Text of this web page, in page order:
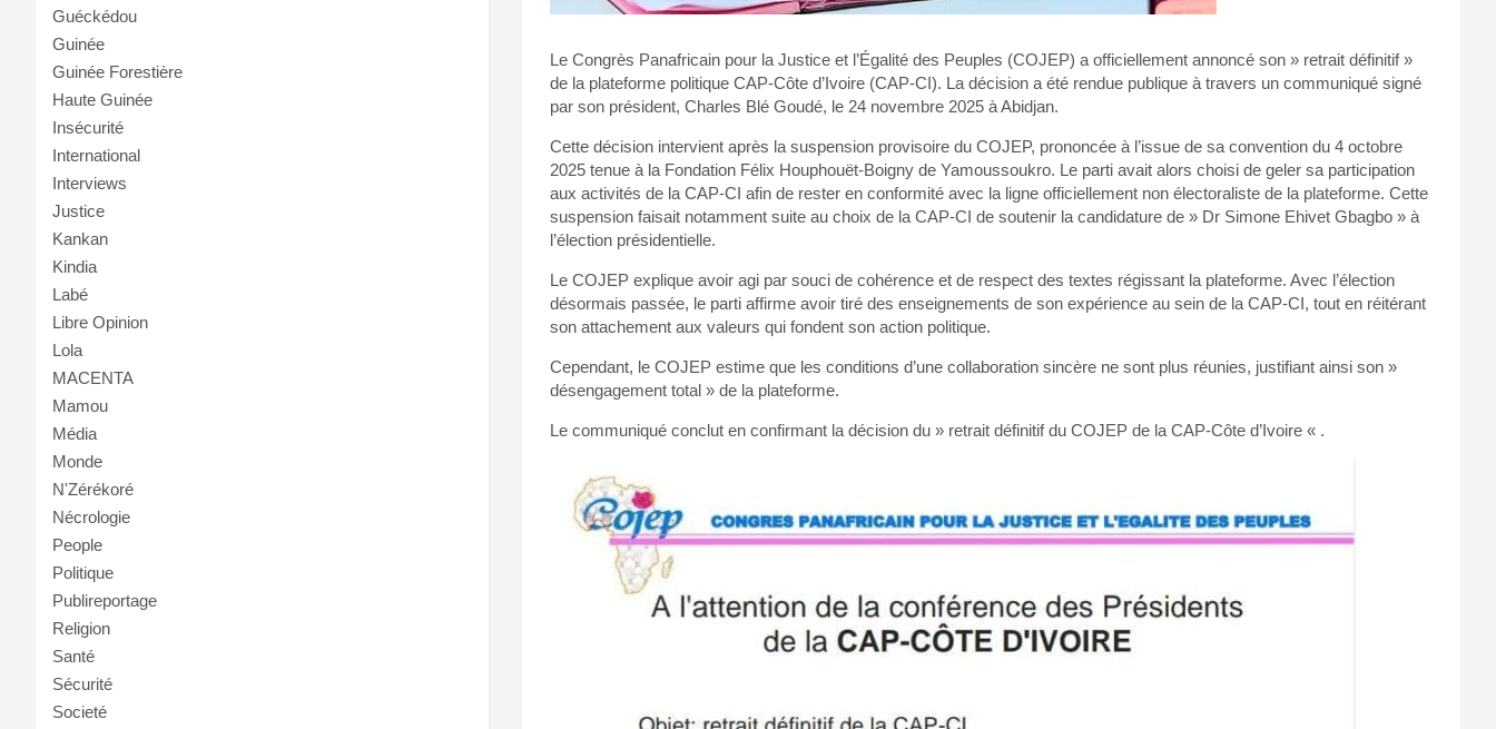
Le Congrès Panafricain pour la Justice et l’Égalité des Peuples (COJEP) a officiellement annoncé son » retrait définitif »
de la plateforme politique CAP-Côte d’Ivoire (CAP-CI). La décision a été rendue publique à travers un communiqué signé
par son président, Charles Blé Goudé, le 24 novembre 2025 à Abidjan.
Cette décision intervient après la suspension provisoire du COJEP, prononcée à l’issue de sa convention du 4 octobre
2025 tenue à la Fondation Félix Houphouët-Boigny de Yamoussoukro. Le parti avait alors choisi de geler sa participation
aux activités de la CAP-CI afin de rester en conformité avec la ligne officiellement non électoraliste de la plateforme. Cette
suspension faisait notamment suite au choix de la CAP-CI de soutenir la candidature de » Dr Simone Ehivet Gbagbo » à
l’élection présidentielle.
Le COJEP explique avoir agi par souci de cohérence et de respect des textes régissant la plateforme. Avec l’élection
désormais passée, le parti affirme avoir tiré des enseignements de son expérience au sein de la CAP-CI, tout en réitérant
son attachement aux valeurs qui fondent son action politique.
Cependant, le COJEP estime que les conditions d’une collaboration sincère ne sont plus réunies, justifiant ainsi son »
désengagement total » de la plateforme.
Le communiqué conclut en confirmant la décision du » retrait définitif du COJEP de la CAP-Côte d’Ivoire « .
Guéckédou
Guinée
Guinée Forestière
Haute Guinée
Insécurité
International
Interviews
Justice
Kankan
Kindia
Labé
Libre Opinion
Lola
MACENTA
Mamou
Média
Monde
N'Zérékoré
Nécrologie
People
Politique
Publireportage
Religion
Santé
Sécurité
Societé